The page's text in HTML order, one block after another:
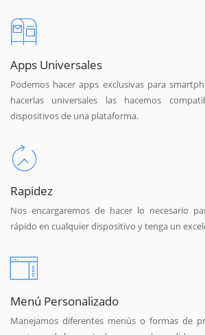
Apps Universales
Podemos hacer apps exclusivas para
hacerlas universales las hacemos
dispositivos de una plataforma.
Rapidez
Nos encargaremos de hacer lo necesario
rápido en cualquier dispositivo y tenga un
Menú Personalizado
Manejamos diferentes menús o formas de